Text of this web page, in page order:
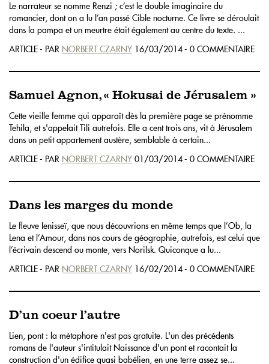
Le narrateur se nomme Renzi ; c’est le double imaginaire du
romancier, dont on a lu l’an passé Cible nocturne. Ce livre se déroulait
dans la pampa et un meurtre était également au centre du texte. ...
ARTICLE - PAR NORBERT CZARNY 16/03/2014 - 0 COMMENTAIRE
Samuel Agnon, « Hokusai de Jérusalem »
Cette vieille femme qui apparaît dès la première page se prénomme
Tehila, et s'appelait Tili autrefois. Elle a cent trois ans, vit à Jérusalem
dans un petit appartement austère, semblable à certain...
ARTICLE - PAR NORBERT CZARNY 01/03/2014 - 0 COMMENTAIRE
Dans les marges du monde
Le fleuve Ienisseï, que nous découvrions en même temps que l’Ob, la
Lena et l’Amour, dans nos cours de géographie, autrefois, est celui que
l’écrivain descend ou monte, vers Norilsk. Quiconque a lu...
ARTICLE - PAR NORBERT CZARNY 16/02/2014 - 0 COMMENTAIRE
D’un coeur l’autre
Lien, pont : la métaphore n'est pas gratuite. L'un des précédents
romans de l'auteur s'intitulait Naissance d'un pont et racontait la
construction d'un édifice quasi babélien, en une terre assez se...